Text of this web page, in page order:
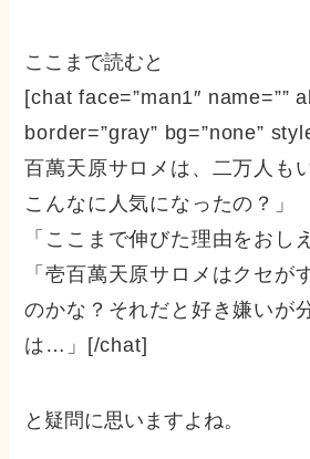
ここまで読むと
[chat face=”man1″ name=””
border=”gray” bg=”none”
百萬天原サロメは、二万人も
こんなに人気になったの？」
「ここまで伸びた理由をおし
「壱百萬天原サロメはクセが
のかな？それだと好き嫌いが
は…」 [/chat]
と疑問に思いますよね。